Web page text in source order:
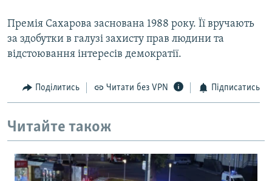
ДОЛУЧАЙСЯ!
Усі сайти RFE/RL
Премія Сахарова заснована 1988 року. Її вручають
за здобутки в галузі захисту прав людини та
відстоювання інтересів демократії.
Поділитись Читати без VPN Підписатись
Читайте також